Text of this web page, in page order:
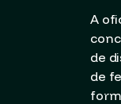
A
de
de